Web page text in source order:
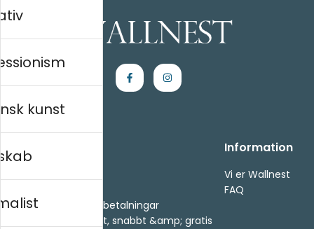
Handle ind
- Returer och återbetalningar
- Leverans - enkelt, snabbt &amp; gratis
Information
Vi er Wallnest
FAQ
kunst